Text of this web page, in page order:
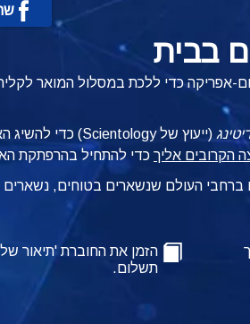
בבית
אפריקה כדי ללכת במסלול המואר
(ייעוץ של Scientology) כדי להשיג הארה רוחנית וחופש.
כדי להתחיל בהרפתקת
ברחבי העולם שנשארים בטוחים,
הזמן את החוברת 'תיאור של
תשלום.